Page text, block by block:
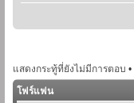
แสดงกระทู้ที่ยังไม่มีการตอบ •
โฟร์แฟน